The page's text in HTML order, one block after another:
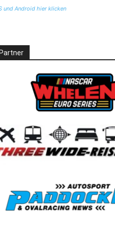
und Android hier klicken